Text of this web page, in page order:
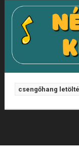
csengőhang